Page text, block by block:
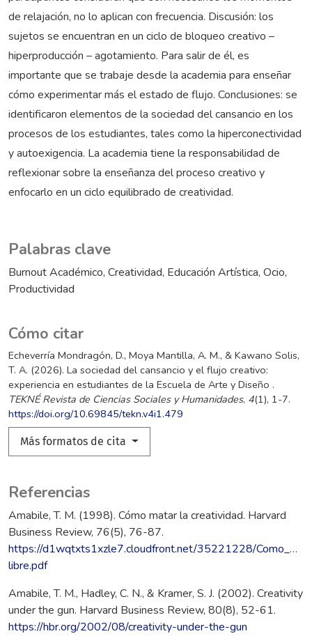
Palabras clave
Burnout Académico Creatividad Educación Artística Ocio
Productividad
Cómo citar
Echeverría Mondragón, D., Moya Mantilla, A. M., & Kawano Solis,
T. A. (2026). La sociedad del cansancio y el flujo creativo:
experiencia en estudiantes de la Escuela de Arte y Diseño .
TEKNÉ Revista de Ciencias Sociales y Humanidades, 4(1), 1-7.
https://doi.org/10.69845/tekn.v4i1.479
Más formatos de cita
de relajación, no lo aplican con frecuencia. Discusión: los
sujetos se encuentran en un ciclo de bloqueo creativo –
hiperproducción – agotamiento. Para salir de él, es
importante que se trabaje desde la academia para enseñar
cómo experimentar más el estado de flujo. Conclusiones: se
identificaron elementos de la sociedad del cansancio en los
procesos de los estudiantes, tales como la hiperconectividad
y autoexigencia. La academia tiene la responsabilidad de
reflexionar sobre la enseñanza del proceso creativo y
enfocarlo en un ciclo equilibrado de creatividad.
Referencias
Amabile, T. M. (1998). Cómo matar la creatividad. Harvard
Business Review, 76(5), 76-87.
https://d1wqtxts1xzle7.cloudfront.net/35221228/
libre.pdf
Amabile, T. M., Hadley, C. N., & Kramer, S. J. (2002). Creativity
under the gun. Harvard Business Review, 80(8), 52-61.
https://hbr.org/2002/08/creativity-under-the-gun